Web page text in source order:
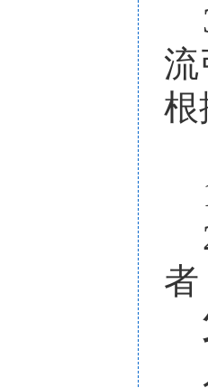
流
根
者